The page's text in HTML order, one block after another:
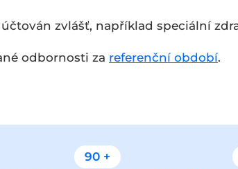
zvlášť, například speciální
odbornosti za referenční období.
90 +